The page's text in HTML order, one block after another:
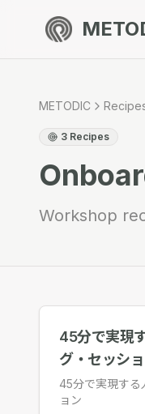
METODIC
3 Recipes
Workshop
45分で実現
グ・セッシ
45分で実現する
ョン